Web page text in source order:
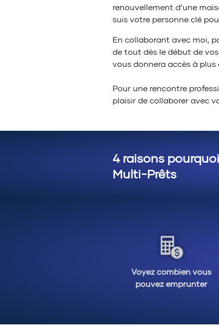
renouvellement d’une
suis votre personne clé
En collaborant avec moi,
de tout dès le début de
vous donnera accès à
Pour une rencontre
plaisir de collaborer avec
4 raisons
Multi-Prêts
Voyez combien vous
pouvez emprunter